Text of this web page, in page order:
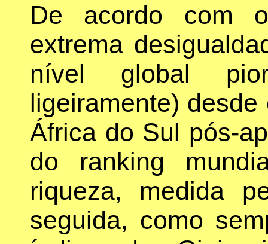
De acordo com
extrema
nível global
ligeiramente)
África do Sul pós-
do ranking
riqueza, medida
seguida, como